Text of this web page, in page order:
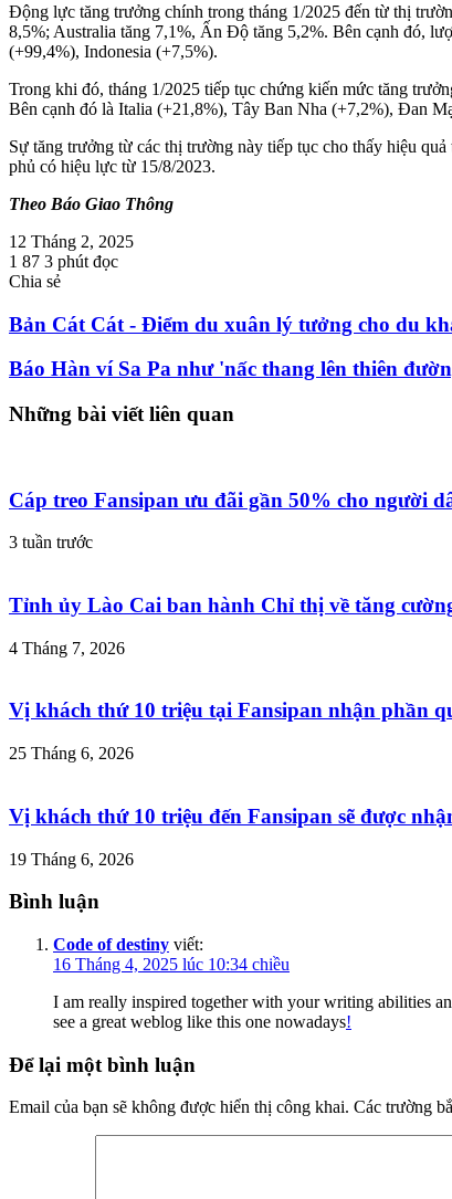
Động lực tăng trưởng chính trong tháng 1/2025 đến từ thị
8,5%; Australia tăng 7,1%, Ấn Độ tăng 5,2%. Bên cạnh đó,
(+99,4%), Indonesia (+7,5%).
Trong khi đó, tháng 1/2025 tiếp tục chứng kiến mức tăng
Bên cạnh đó là Italia (+21,8%), Tây Ban Nha (+7,2%), Đan
Sự tăng trưởng từ các thị trường này tiếp tục cho thấy hiệu
phủ có hiệu lực từ 15/8/2023.
Theo Báo Giao Thông
12 Tháng 2, 2025
1 87 3 phút đọc
Chia sẻ
sẻ
qua
email
Bản Cát Cát - Điểm du xuân lý tưởng cho du
Báo Hàn ví Sa Pa như 'nấc thang lên thiên
Những bài viết liên quan
Cáp treo Fansipan ưu đãi gần 50% cho người
3 tuần trước
Tỉnh ủy Lào Cai ban hành Chỉ thị về tăng
4 Tháng 7, 2026
Vị khách thứ 10 triệu tại Fansipan nhận phần
25 Tháng 6, 2026
Vị khách thứ 10 triệu đến Fansipan sẽ được
19 Tháng 6, 2026
Bình luận
Code of destiny viết:
16 Tháng 4, 2025 lúc 10:34 chiều
I am really inspired together with your writing abilities
see a great weblog like this one nowadays!
Để lại một bình luận
Email của bạn sẽ không được hiển thị công khai. Các trường